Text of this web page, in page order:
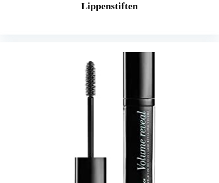
Lippenstiften